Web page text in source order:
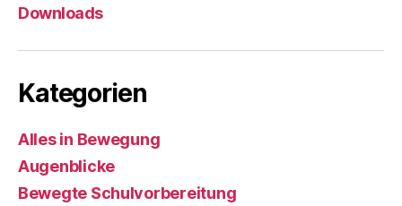
Downloads
Kategorien
Alles in Bewegung
Augenblicke
Bewegte Schulvorbereitung